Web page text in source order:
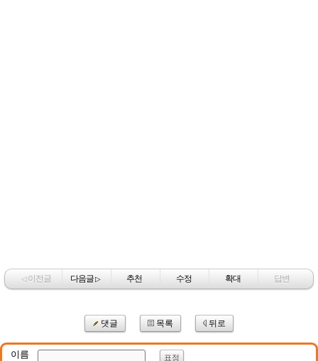
◁이전글 다음글▷ 추천 수정 확대 답변
댓글 목록 뒤로
이름 표정